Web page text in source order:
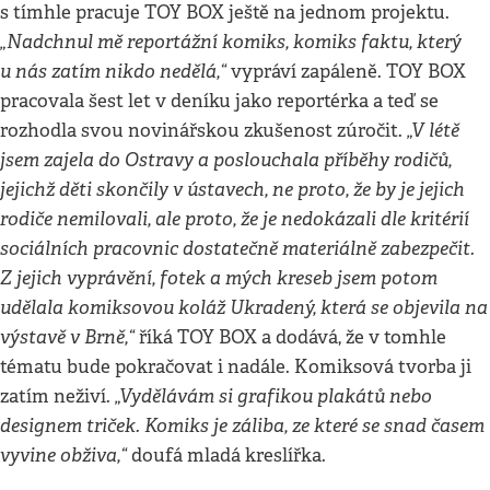
s tímhle pracuje TOY BOX ještě na jednom projektu.
„Nadchnul mě reportážní komiks, komiks faktu, který
u nás zatím nikdo nedělá,“vypráví zapáleně. TOY BOX
pracovala šest let v deníku jako reportérka a teď se
rozhodla svou novinářskou zkušenost zúročit. „V létě
jsem zajela do Ostravy a poslouchala příběhy rodičů,
jejichž děti skončily v ústavech, ne proto, že by je jejich
rodiče nemilovali, ale proto, že je nedokázali dle kritérií
sociálních pracovnic dostatečně materiálně zabezpečit.
Z jejich vyprávění, fotek a mých kreseb jsem potom
udělala komiksovou koláž Ukradený, která se objevila na
výstavě v Brně,“říká TOY BOX a dodává, že v tomhle
tématu bude pokračovat i nadále. Komiksová tvorba ji
zatím neživí. „Vydělávám si grafikou plakátů nebo
designem triček. Komiks je záliba, ze které se snad časem
vyvine obživa,“doufá mladá kreslířka.